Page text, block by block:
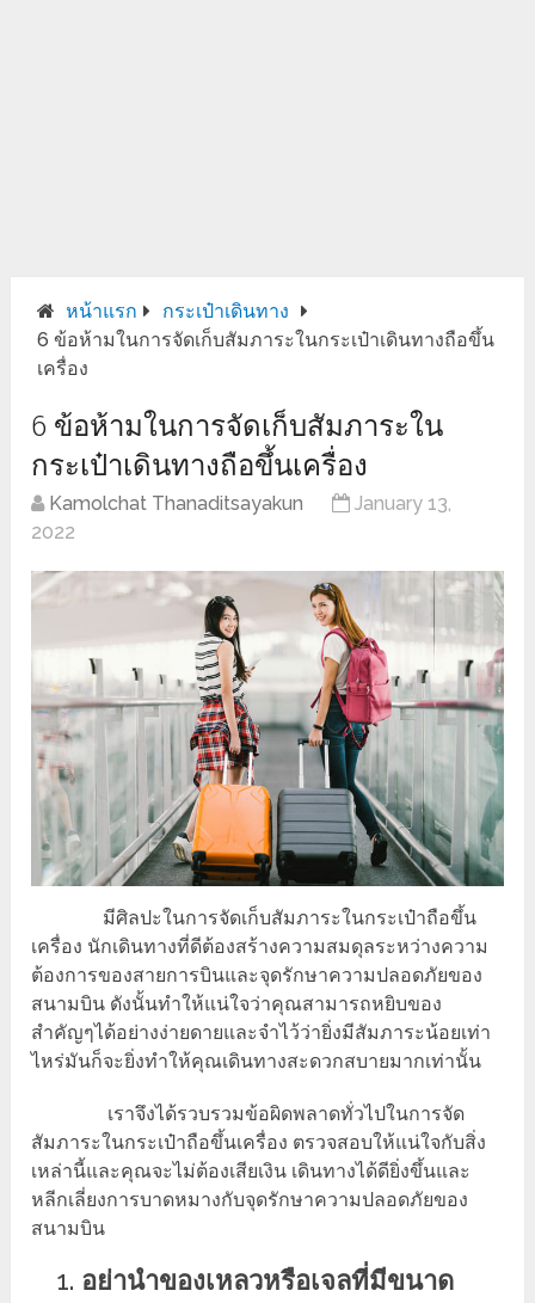
หน้าแรก
กระเป๋าเดินทาง
6 ข้อห้ามในการจัดเก็บสัมภาระในกระเป๋าเดินทางถือขึ้น
เครื่อง
6 ข้อห้ามในการจัดเก็บสัมภาระใน
กระเป๋าเดินทางถือขึ้นเครื่อง
Kamolchat Thanaditsayakun
January 13,
2022
มีศิลปะในการจัดเก็บสัมภาระในกระเป๋าถือขึ้น
เครื่อง นักเดินทางที่ดีต้องสร้างความสมดุลระหว่างความ
ต้องการของสายการบินและจุดรักษาความปลอดภัยของ
สนามบิน ดังนั้นทำให้แน่ใจว่าคุณสามารถหยิบของ
สำคัญๆได้อย่างง่ายดายและจำไว้ว่ายิ่งมีสัมภาระน้อยเท่า
ไหร่มันก็จะยิ่งทำให้คุณเดินทางสะดวกสบายมากเท่านั้น
เราจึงได้รวบรวมข้อผิดพลาดทั่วไปในการจัด
สัมภาระในกระเป๋าถือขึ้นเครื่อง ตรวจสอบให้แน่ใจกับสิ่ง
เหล่านี้และคุณจะไม่ต้องเสียเงิน เดินทางได้ดียิ่งขึ้นและ
หลีกเลี่ยงการบาดหมางกับจุดรักษาความปลอดภัยของ
สนามบิน
อย่านำของเหลวหรือเจลที่มีขนาด